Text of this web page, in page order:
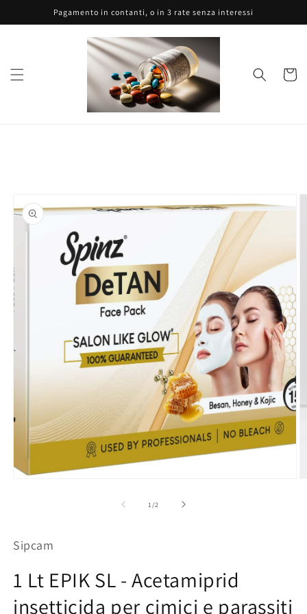
direttamente
ai contenuti
Pagamento in contanti, o in 3 rate senza interessi
Carrello
informazioni
sul prodotto
modale
1 /su2
Sipcam
1 Lt EPIK SL - Acetamiprid
insetticida per cimici e parassiti